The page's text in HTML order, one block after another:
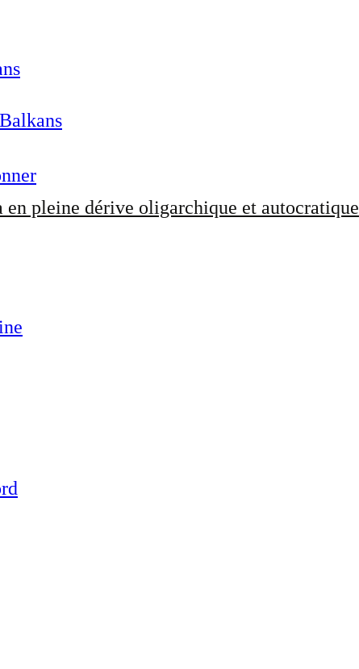
pleine dérive oligarchique et autocratique